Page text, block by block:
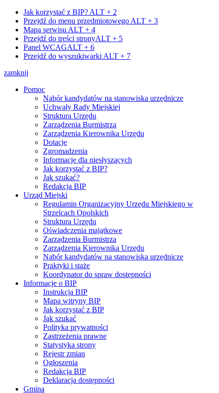
Jak korzystać z BIP? ALT + 2
Przejdź do menu przedmiotowego ALT + 3
Mapa serwisu ALT + 4
Przejdź do treści stronyALT + 5
Panel WCAGALT + 6
Przejdź do wyszukiwarki ALT + 7
zamknij
Pomoc
Nabór kandydatów na stanowiska urzędnicze
Uchwały Rady Miejskiej
Struktura Urzędu
Zarządzenia Burmistrza
Zarządzenia Kierownika Urzędu
Dotacje
Zgromadzenia
Informacje dla niesłyszących
Jak korzystać z BIP?
Jak szukać?
Redakcja BIP
Urząd Miejski
Regulamin Organizacyjny Urzędu Miejskiego w
Strzelcach Opolskich
Struktura Urzędu
Oświadczenia majątkowe
Zarządzenia Burmistrza
Zarządzenia Kierownika Urzędu
Nabór kandydatów na stanowiska urzędnicze
Praktyki i staże
Koordynator do spraw dostępności
Informacje o BIP
Instrukcja BIP
Mapa witryny BIP
Jak korzystać z BIP
Jak szukać
Polityka prywatności
Zastrzeżenia prawne
Statystyka strony
Rejestr zmian
Ogłoszenia
Redakcja BIP
Deklaracja dostępności
Gmina